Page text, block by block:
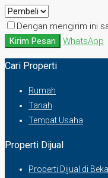
Dengan mengirim ini
Kirim Pesan
WhatsApp
Cari Properti
Rumah
Tanah
Tempat Usaha
Properti Dijual
Properti Dijual di